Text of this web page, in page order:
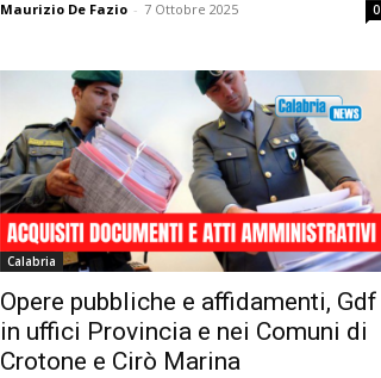
Maurizio De Fazio - 7 Ottobre 2025 0
Calabria
Opere pubbliche e affidamenti, Gdf
in uffici Provincia e nei Comuni di
Crotone e Cirò Marina